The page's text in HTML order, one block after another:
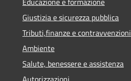
Giustizia e sicurezza pubblica
Tributi,finanze e contravvenzioni
Ambiente
Salute, benessere e assistenza